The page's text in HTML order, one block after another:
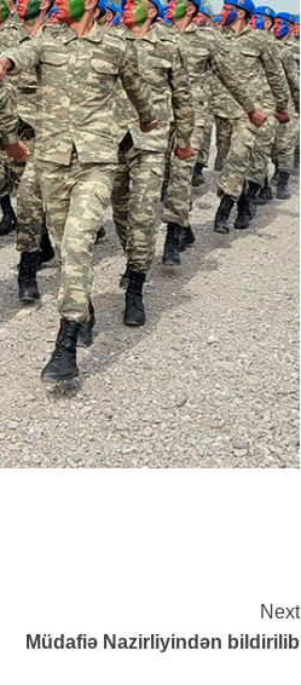
Next
Müdafiə Nazirliyindən bildirilib